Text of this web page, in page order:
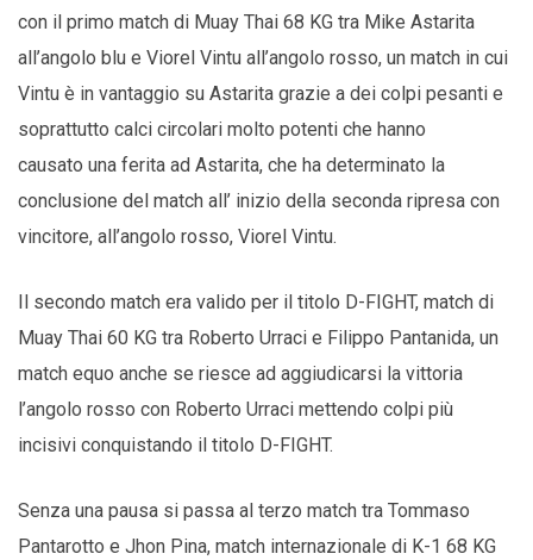
con il primo match di Muay Thai 68 KG tra Mike Astarita
all’angolo blu e Viorel Vintu all’angolo rosso, un match in cui
Vintu è in vantaggio su Astarita grazie a dei colpi pesanti e
soprattutto calci circolari molto potenti che hanno
causato una ferita ad Astarita, che ha determinato la
conclusione del match all’ inizio della seconda ripresa con
vincitore, all’angolo rosso, Viorel Vintu.
Il secondo match era valido per il titolo D-FIGHT, match di
Muay Thai 60 KG tra Roberto Urraci e Filippo Pantanida, un
match equo anche se riesce ad aggiudicarsi la vittoria
l’angolo rosso con Roberto Urraci mettendo colpi più
incisivi conquistando il titolo D-FIGHT.
Senza una pausa si passa al terzo match tra Tommaso
Pantarotto e Jhon Pina, match internazionale di K-1 68 KG